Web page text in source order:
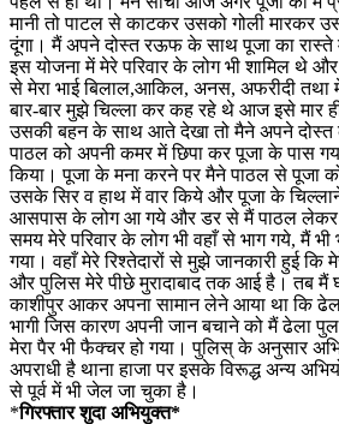
मानी तो पाटल से काटकर उसको गोली मारकर
दूंगा। मैं अपने दोस्त रऊफ के साथ पूजा का रास्ते
इस योजना में मेरे परिवार के लोग भी शामिल थे
से मेरा भाई बिलाल,आकिल, अनस, अफरीदी तथा
बार-बार मुझे चिल्ला कर कह रहे थे आज इसे मार
उसकी बहन के साथ आते देखा तो मैने अपने
पाठल को अपनी कमर में छिपा कर पूजा के पास
किया। पूजा के मना करने पर मैने पाठल से पूजा
उसके सिर व हाथ में वार किये और पूजा के
आसपास के लोग आ गये और डर से मैं पाठल लेकर
समय मेरे परिवार के लोग भी वहाँ से भाग गये, मैं भी
गया। वहाँ मेरे रिश्तेदारों से मुझे जानकारी हुई कि
और पुलिस मेरे पीछे मुरादाबाद तक आई है। तब मैं
काशीपुर आकर अपना सामान लेने आया था कि
भागी जिस कारण अपनी जान बचाने को मैं ढेला
मेरा पैर भी फैक्चर हो गया। पुलिस् के अनुसार
अपराधी है थाना हाजा पर इसके विरूद्ध अन्य
से पूर्व में भी जेल जा चुका है।
*गिरफ्तार शुदा अभियुक्त*